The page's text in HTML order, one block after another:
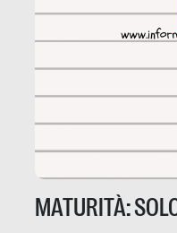
MATURITÀ: